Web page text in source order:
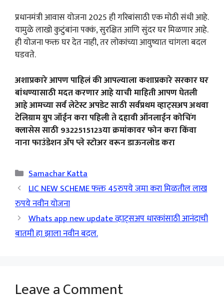
प्रधानमंत्री आवास योजना 2025 ही गरिबांसाठी एक मोठी संधी आहे.
यामुळे लाखो कुटुंबांना पक्कं, सुरक्षित आणि सुंदर घर मिळणार आहे.
ही योजना फक्त घर देत नाही, तर लोकांच्या आयुष्यात चांगला बदल
घडवते.
अशाप्रकारे आपण पाहिलं की आपल्याला कशाप्रकारे सरकार घर
बांधण्यासाठी मदत करणार आहे याची माहिती आपण घेतली
आहे आमच्या सर्व लेटेस्ट अपडेट साठी सर्वप्रथम व्हाट्सअप अथवा
टेलिग्राम ग्रुप जॉईन करा पहिली ते दहावी ऑनलाईन कोचिंग
क्लासेस साठी 9322515123या क्रमांकावर फोन करा किंवा
नाना फाउंडेशन ॲप प्ले स्टोअर वरून डाऊनलोड करा
Categories
Samachar Katta
LIC NEW SCHEME फक्त 45रुपये जमा करा मिळतील लाख
रुपये नवीन योजना
Whats app new update व्हाट्सअप धारकांसाठी आनंदाची
बातमी हा झाला नवीन बदल.
Leave a Comment